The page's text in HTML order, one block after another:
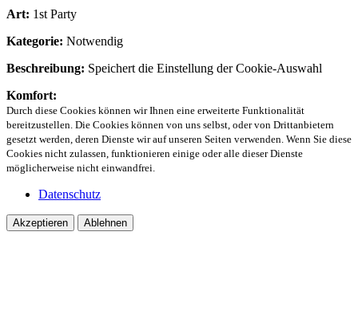
Art: 1st Party
Kategorie: Notwendig
Beschreibung: Speichert die Einstellung der Cookie-Auswahl
Komfort:
Durch diese Cookies können wir Ihnen eine erweiterte Funktionalität
bereitzustellen. Die Cookies können von uns selbst, oder von Drittanbietern
gesetzt werden, deren Dienste wir auf unseren Seiten verwenden. Wenn Sie diese
Cookies nicht zulassen, funktionieren einige oder alle dieser Dienste
möglicherweise nicht einwandfrei.
Datenschutz
Akzeptieren Ablehnen